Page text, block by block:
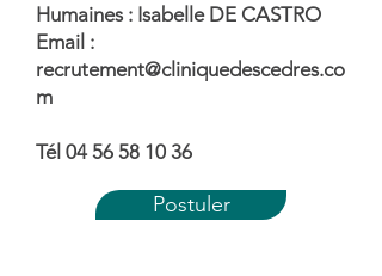
Humaines : Isabelle DE CASTRO
Email :
recrutement@cliniquedescedres.co
m
Tél 04 56 58 10 36
Postuler